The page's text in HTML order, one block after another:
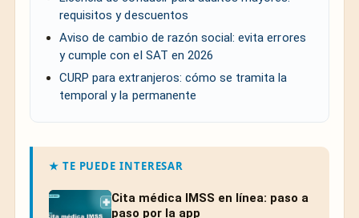
requisitos y descuentos
Aviso de cambio de razón social: evita errores
y cumple con el SAT en 2026
CURP para extranjeros: cómo se tramita la
temporal y la permanente
★ TE PUEDE INTERESAR
Cita médica IMSS en línea: paso a
paso por la app